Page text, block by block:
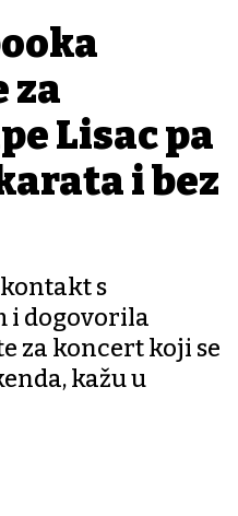
za
Lisac pa
i bez
s
i dogovorila
za koncert koji se
kažu u